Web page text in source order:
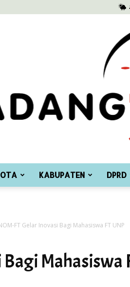
Time
KABUPATEN DPRD
FT Gelar Inovasi Bagi Mahasiswa FT UNP
Mahasiswa